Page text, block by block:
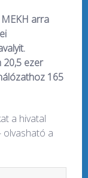
arra
20,5 ezer
165
a hivatal
olvasható a